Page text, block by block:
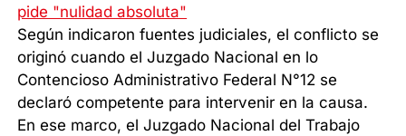
pide "nulidad absoluta"
Según indicaron fuentes judiciales, el conflicto se
originó cuando el Juzgado Nacional en lo
Contencioso Administrativo Federal N°12 se
declaró competente para intervenir en la causa.
En ese marco, el Juzgado Nacional del Trabajo